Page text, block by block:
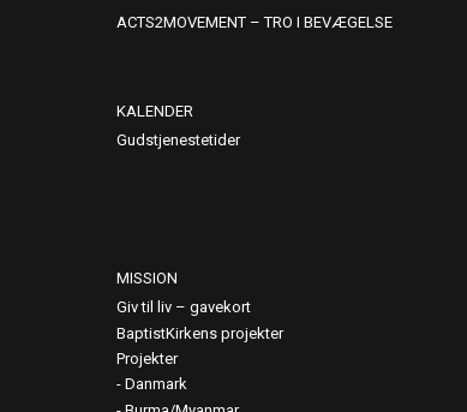
ACTS2MOVEMENT – TRO I BEVÆGELSE
KALENDER
Gudstjenestetider
MISSION
Giv til liv – gavekort
BaptistKirkens projekter
Projekter
Danmark